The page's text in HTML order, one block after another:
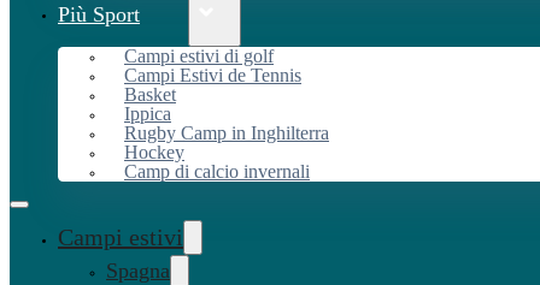
Più Sport
Campi estivi di golf
Campi Estivi de Tennis
Basket
Ippica
Rugby Camp in Inghilterra
Hockey
Camp di calcio invernali
Campi estivi
Spagna